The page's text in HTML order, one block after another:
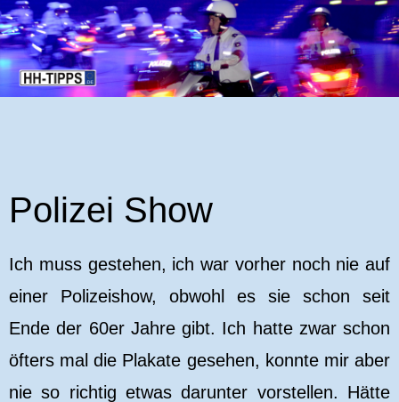
Polizei Show
Ich muss gestehen, ich war vorher noch nie auf
einer Polizeishow, obwohl es sie schon seit
Ende der 60er Jahre gibt. Ich hatte zwar schon
öfters mal die Plakate gesehen, konnte mir aber
nie so richtig etwas darunter vorstellen. Hätte